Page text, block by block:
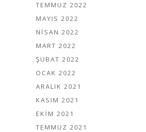
TEMMUZ 2022
MAYIS 2022
NISAN 2022
MART 2022
ŞUBAT 2022
OCAK 2022
ARALIK 2021
KASIM 2021
EKIM 2021
TEMMUZ 2021